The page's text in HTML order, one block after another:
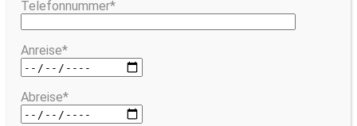
Telefonnummer*
Anreise*
Abreise*